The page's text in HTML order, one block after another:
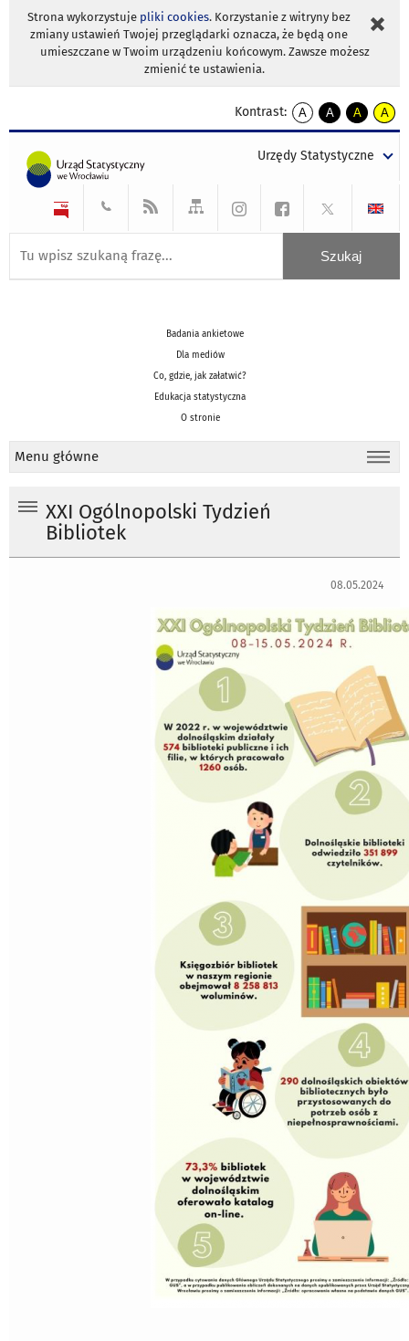
Strona wykorzystuje pliki cookies. Korzystanie z witryny bez
zmiany ustawień Twojej przeglądarki oznacza, że będą one
umieszczane w Twoim urządzeniu końcowym. Zawsze możesz
zmienić te ustawienia.
Kontrast:
A
kontrast
A
kontrast
tekst
czarnym
A
kontrast
tekst
czarnym
A
tekst
żółtym
Urzędy Statystyczne
Badania ankietowe
Dla mediów
Co, gdzie, jak załatwić?
Edukacja statystyczna
O stronie
Menu główne
XXI Ogólnopolski Tydzień
Bibliotek
08.05.2024